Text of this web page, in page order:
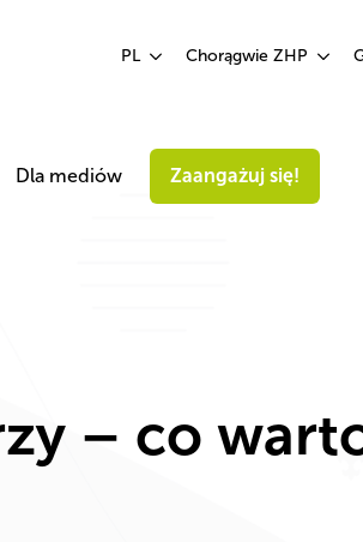
PL Chorągwie ZHP
Dla mediów Zaangażuj się!
– co